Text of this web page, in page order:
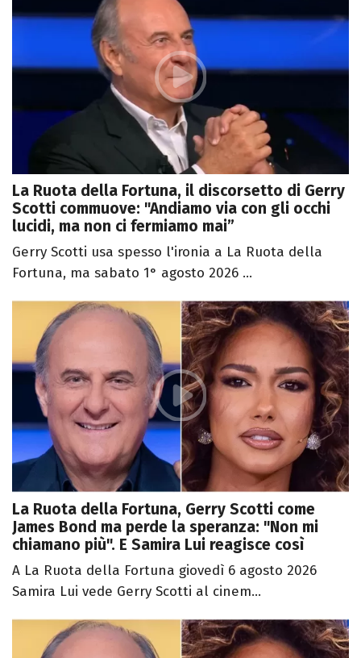
La Ruota della Fortuna, il discorsetto di Gerry
Scotti commuove: "Andiamo via con gli occhi
lucidi, ma non ci fermiamo mai”
Gerry Scotti usa spesso l'ironia a La Ruota della
Fortuna, ma sabato 1° agosto 2026 ...
La Ruota della Fortuna, Gerry Scotti come
James Bond ma perde la speranza: "Non mi
chiamano più". E Samira Lui reagisce così
A La Ruota della Fortuna giovedì 6 agosto 2026
Samira Lui vede Gerry Scotti al cinem...